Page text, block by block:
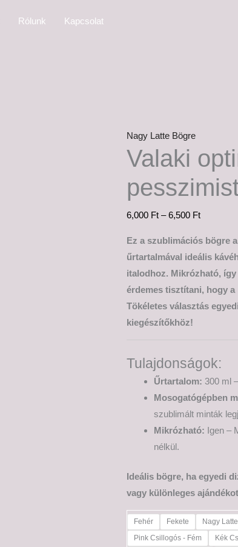
Rólunk Kapcsolat
Nagy Latte Bögre
Valaki
6,000 Ft – 6,500 Ft
Ez a szublimációs bögre
űrtartalmával ideális
italodhoz. Mikrózható,
érdemes tisztítani, hogy
Tökéletes választás
kiegészítőkhöz!
Tulajdonságok:
Űrtartalom: 300 ml
Mosogatógépben
szublimált minták
Mikrózható: Igen –
nélkül.
Ideális bögre, ha egyedi
vagy különleges
Fehér Fekete
Nagy
Pink Csillogós - Fém
Kék